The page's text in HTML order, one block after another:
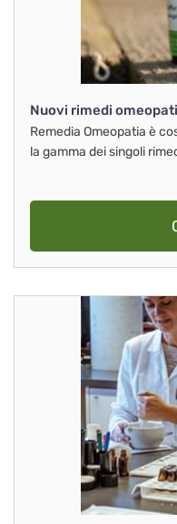
Nuovi rimedi
Remedia Omeopatia è
la gamma dei singoli